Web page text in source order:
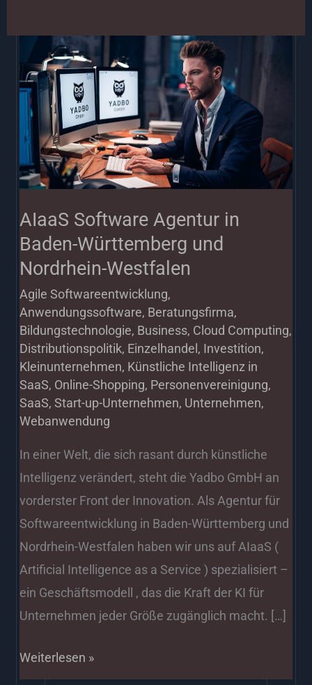
AIaaS Software Agentur in
Baden-Württemberg und
Nordrhein-Westfalen
Agile Softwareentwicklung,
Anwendungssoftware, Beratungsfirma,
Bildungstechnologie, Business, Cloud Computing,
Distributionspolitik, Einzelhandel, Investition,
Kleinunternehmen, Künstliche Intelligenz in
SaaS, Online-Shopping, Personenvereinigung,
SaaS,Start-up-Unternehmen, Unternehmen,
Webanwendung
In einer Welt, die sich rasant durch künstliche
Intelligenz verändert, steht die Yadbo GmbH an
vorderster Front der Innovation. Als Agentur für
Softwareentwicklung in Baden-Württemberg und
Nordrhein-Westfalen haben wir uns auf AIaaS (
Artificial Intelligence as a Service ) spezialisiert –
ein Geschäftsmodell , das die Kraft der KI für
Unternehmen jeder Größe zugänglich macht. […]
AIaaS
Software
Agentur
Baden-
Württemberg
und
Westfalen
Weiterlesen »